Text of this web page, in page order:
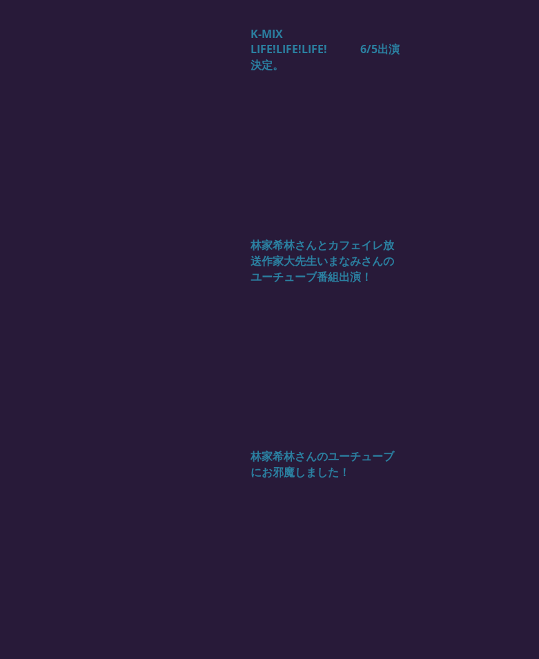
K-MIX
LIFE!LIFE!LIFE! 6/5出演
決定。
林家希林さんとカフェイレ放
送作家大先生いまなみさんの
ユーチューブ番組出演！
林家希林さんのユーチューブ
にお邪魔しました！